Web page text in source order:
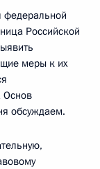
федеральной
Российской
меры к их
Основ
обсуждаем.